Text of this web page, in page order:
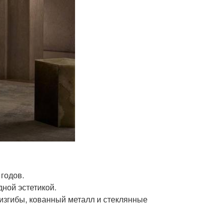
эстетикой.
кованный металл и стеклянные